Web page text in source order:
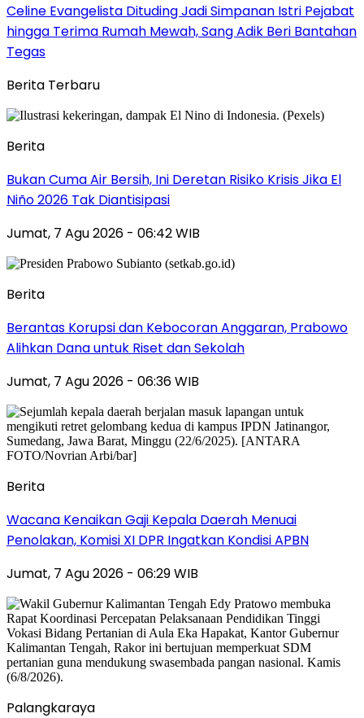
Celine Evangelista Dituding Jadi Simpanan Istri Pejabat
hingga Terima Rumah Mewah, Sang Adik Beri Bantahan
Tegas
Berita Terbaru
Berita
Bukan Cuma Air Bersih, Ini Deretan Risiko Krisis Jika El
Niño 2026 Tak Diantisipasi
Jumat, 7 Agu 2026 - 06:42 WIB
Berita
Berantas Korupsi dan Kebocoran Anggaran, Prabowo
Alihkan Dana untuk Riset dan Sekolah
Jumat, 7 Agu 2026 - 06:36 WIB
Berita
Wacana Kenaikan Gaji Kepala Daerah Menuai
Penolakan, Komisi XI DPR Ingatkan Kondisi APBN
Jumat, 7 Agu 2026 - 06:29 WIB
Palangkaraya